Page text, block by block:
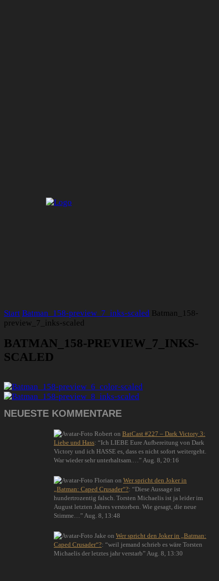
Start Batman_158-preview_7_inks-scaled Batman_158-
preview_7_inks-scaled
BATMAN_158-PREVIEW_7_INKS-
SCALED
NEUESTE KOMMENTARE
Robert on BatCast #227 – Dark Victory 3:
Liebe und Hass: “Ich LIEBE Eure Aufbereitung von Dark
Victory und ich HASSE es, dass es nicht sofort weitergeht.
War wieder sehr unterhaltsam.… ” Aug. 8, 20:16
Florian on Wer spricht den Joker in
„Batman: Caped Crusader“?: “Diese Aussage ist
hundertrozentig falsch. Torsten Michaelis ist ja leider im
August letzten Jahres verstorben. Wie gesagt, die neue
Stimme… ” Aug. 8, 13:48
Jake on Wer spricht den Joker in „Batman:
Caped Crusader“?: “weil jemand schrieb es wäre Torsten
Michaelis der letztes jahr verstarb” Aug. 8, 13:30